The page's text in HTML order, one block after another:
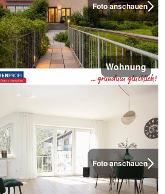
Foto anschauen
Wohnung
Foto anschauen